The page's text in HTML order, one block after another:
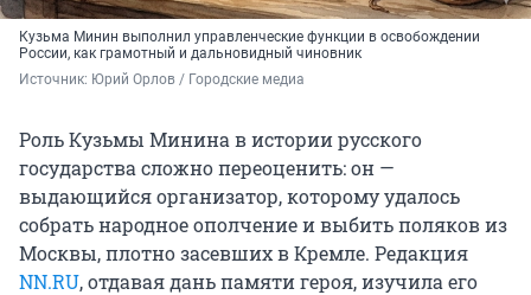
Кузьма Минин выполнил управленческие функции в освобождении
России, как грамотный и дальновидный чиновник
Источник: Юрий Орлов / Городские медиа
Роль Кузьмы Минина в истории русского
государства сложно переоценить: он —
выдающийся организатор, которому удалось
собрать народное ополчение и выбить поляков из
Москвы, плотно засевших в Кремле. Редакция
NN.RU, отдавая дань памяти героя, изучила его